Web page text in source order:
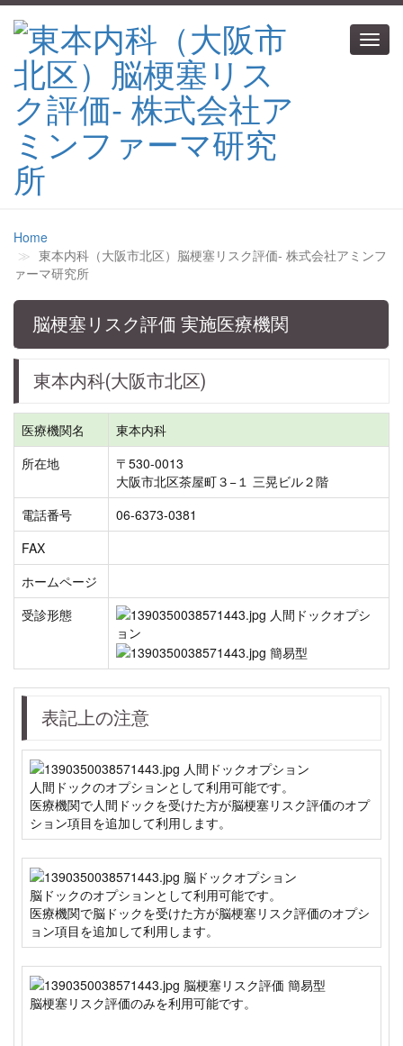
Home
東本内科（大阪市北区）脳梗塞リスク評価‐ 株式会社アミンフ
ァーマ研究所
脳梗塞リスク評価 実施医療機関
東本内科(大阪市北区)
医療機関名
東本内科
所在地
〒530-0013
大阪市北区茶屋町３−１ 三晃ビル２階
電話番号
06-6373-0381
FAX
ホームページ
受診形態
表記上の注意
人間ドックのオプションとして利用可能です。
医療機関で人間ドックを受けた方が脳梗塞リスク評価のオプ
ション項目を追加して利用します。
脳ドックのオプションとして利用可能です。
医療機関で脳ドックを受けた方が脳梗塞リスク評価のオプシ
ョン項目を追加して利用します。
脳梗塞リスク評価のみを利用可能です。